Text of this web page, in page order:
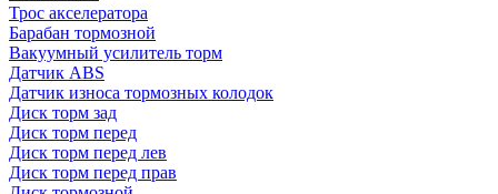
Трос акселератора
Барабан тормозной
Вакуумный усилитель торм
Датчик ABS
Датчик износа тормозных колодок
Диск торм зад
Диск торм перед
Диск торм перед лев
Диск торм перед прав